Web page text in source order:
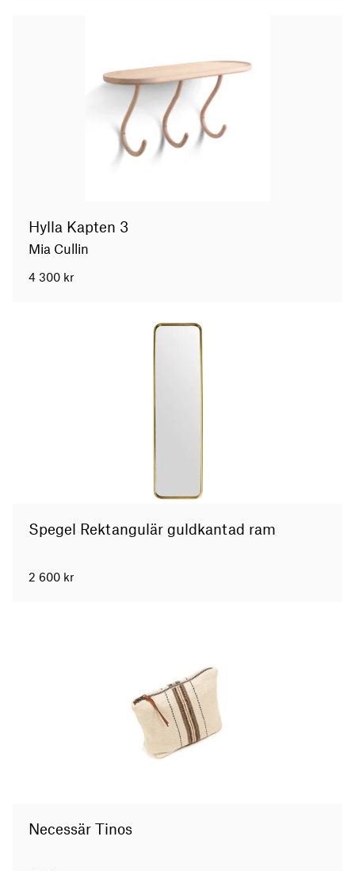
Hylla Kapten 3
Mia Cullin
4 300 kr
Spegel Rektangulär guldkantad ram
2 600 kr
Necessär Tinos